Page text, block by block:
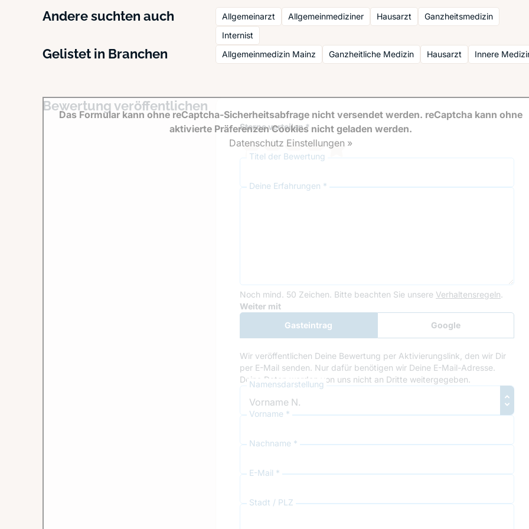
Andere suchten auch Allgemeinarzt Allgemeinmediziner Hausarzt
Ganzheitsmedizin
Internist
Gelistet in Branchen Allgemeinmedizin Mainz Ganzheitliche Medizin Hausarzt Innere
Bewertung veröffentlichen
Sterne verteilen *
Titel der Bewertung
Deine Erfahrungen *
Noch mind. 50 Zeichen. Bitte beachten Sie unsere Verhaltensregeln.
Google Recaptcha
Weiter mit
Gasteintrag
Google
Anmeldung
Wir veröffentlichen Deine Bewertung per Aktivierungslink, den wir Dir
per E-Mail senden. Nur dafür benötigen wir Deine E-Mail-Adresse.
Deine Daten werden von uns nicht an Dritte weitergegeben.
Namensdarstellung
Vorname *
Nachname *
E-Mail *
Stadt / PLZ
Das Formular kann ohne reCaptcha-Sicherheitsabfrage nicht versendet werden. reCaptcha kann ohne
aktivierte Präferenzen Cookies nicht geladen werden.
Datenschutz Einstellungen »